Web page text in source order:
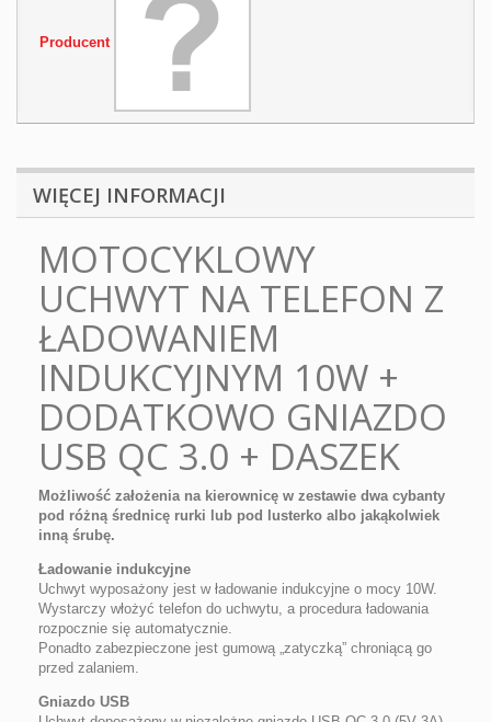
Producent
WIĘCEJ INFORMACJI
MOTOCYKLOWY
UCHWYT NA TELEFON Z
ŁADOWANIEM
INDUKCYJNYM 10W +
DODATKOWO GNIAZDO
USB QC 3.0 + DASZEK
Możliwość założenia na kierownicę w zestawie dwa cybanty
pod różną średnicę rurki lub pod lusterko albo jakąkolwiek
inną śrubę.
Ładowanie indukcyjne
Uchwyt wyposażony jest w ładowanie indukcyjne o mocy 10W.
Wystarczy włożyć telefon do uchwytu, a procedura ładowania
rozpocznie się automatycznie.
Ponadto zabezpieczone jest gumową „zatyczką” chroniącą go
przed zalaniem.
Gniazdo USB